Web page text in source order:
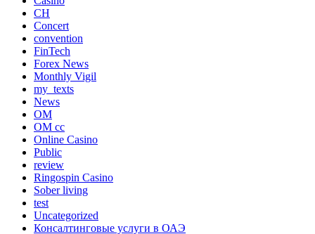
CH
Concert
convention
FinTech
Forex News
Monthly Vigil
my_texts
News
OM
OM cc
Online Casino
Public
review
Ringospin Casino
Sober living
test
Uncategorized
Консалтинговые услуги в ОАЭ